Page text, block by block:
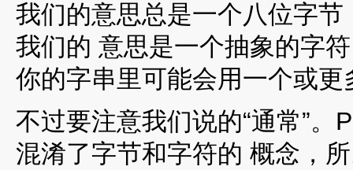
我们的意思总是一个八位字节
我们的 意思是一个抽象的字
你的字串里可能会用一个或更
不过要注意我们说的“通常”
混淆了字节和字符的 概念，